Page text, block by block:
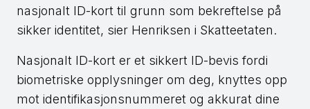
nasjonalt ID-kort til grunn som bekreftelse på
sikker identitet, sier Henriksen i Skatteetaten.
Nasjonalt ID-kort er et sikkert ID-bevis fordi
biometriske opplysninger om deg, knyttes opp
mot identifikasjonsnummeret og akkurat dine